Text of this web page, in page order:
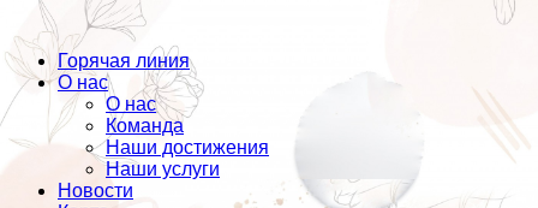
Горячая линия
О нас
О нас
Команда
Наши достижения
Наши услуги
Новости